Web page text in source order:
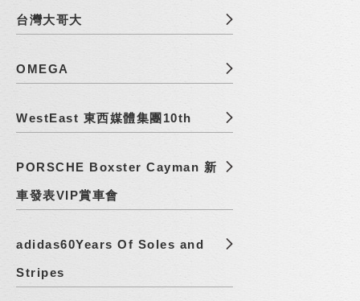
台灣大哥大
OMEGA
WestEast 東西媒體集團10th
PORSCHE Boxster Cayman 新
車發表VIP賞車會
adidas60Years Of Soles and
Stripes